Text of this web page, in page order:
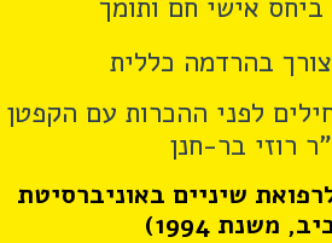
בהרדמה כללית
לפני ההכרות עם הקפטן
רוזי בר-חנן
שיניים באוניברסיטת
משנת 1994)